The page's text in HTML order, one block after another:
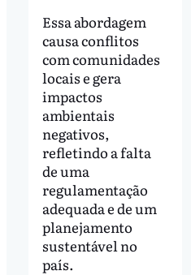
Essa abordagem
causa conflitos
com comunidades
locais e gera
impactos
ambientais
negativos,
refletindo a falta
de uma
regulamentação
adequada e de um
planejamento
sustentável no
país.